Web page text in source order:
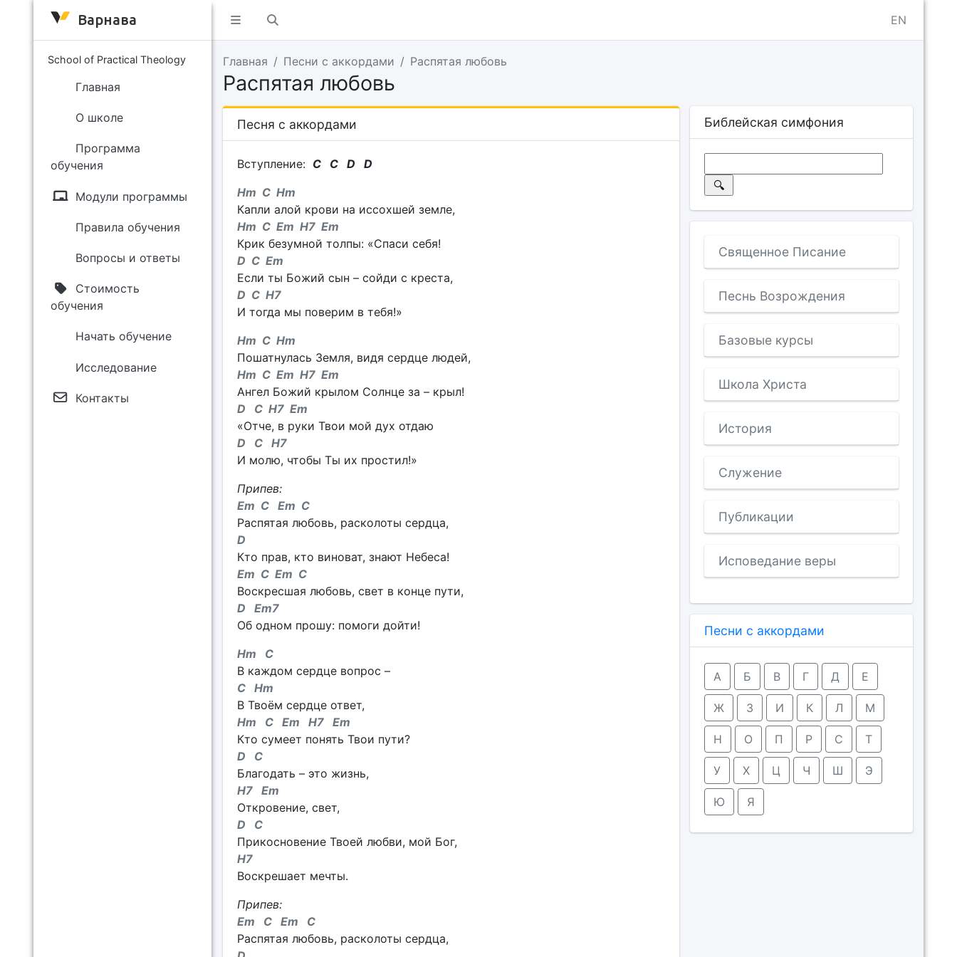
EN
Варнава
School of Practical Theology
Главная
О школе
Программа
обучения
Модули программы
Правила обучения
Вопросы и ответы
Стоимость
обучения
Начать обучение
Исследование
Контакты
Главная Песни с аккордами Распятая любовь
Распятая любовь
Песня с аккордами
Вступление: C C D D
Hm C Hm
Капли алой крови на иссохшей земле,
Hm C Em H7 Em
Крик безумной толпы: «Спаси себя!
D C Em
Если ты Божий сын – сойди с креста,
D C H7
И тогда мы поверим в тебя!»
Hm C Hm
Пошатнулась Земля, видя сердце людей,
Hm C Em H7 Em
Ангел Божий крылом Солнце за – крыл!
D C H7 Em
«Отче, в руки Твои мой дух отдаю
D C H7
И молю, чтобы Ты их простил!»
Припев:
Em C Em C
Распятая любовь, расколоты сердца,
D
Кто прав, кто виноват, знают Небеса!
Em C Em C
Воскресшая любовь, свет в конце пути,
D Em7
Об одном прошу: помоги дойти!
Hm C
В каждом сердце вопрос –
C Hm
В Твоём сердце ответ,
Hm C Em H7 Em
Кто сумеет понять Твои пути?
D C
Благодать – это жизнь,
H7 Em
Откровение, свет,
D C
Прикосновение Твоей любви, мой Бог,
H7
Воскрешает мечты.
Припев:
Em C Em C
Распятая любовь, расколоты сердца,
Библейская симфония
Священное Писание
Песнь Возрождения
Базовые курсы
Школа Христа
История
Служение
Публикации
Исповедание веры
Песни с аккордами
А Б В Г Д Е
Ж З И К Л М
Н О П Р С Т
У Х Ц Ч Ш Э
Ю Я